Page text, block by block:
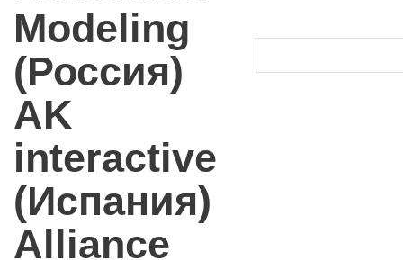
Modeling
(Россия)
AK
interactive
(Испания)
Alliance